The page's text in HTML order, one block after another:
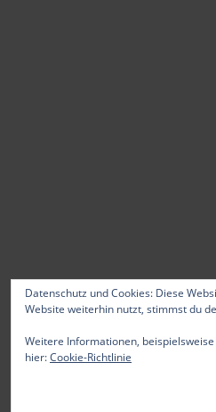
Datenschutz und Cookies: Diese
Website weiterhin nutzt, stimmst du
Weitere Informationen,
hier:Cookie-Richtlinie